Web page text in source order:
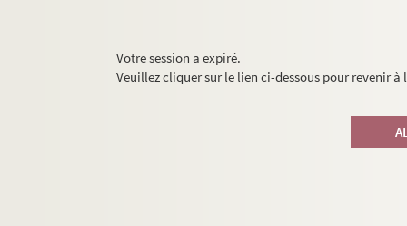
Votre session a expiré.
Veuillez cliquer sur le lien ci-dessous pour revenir